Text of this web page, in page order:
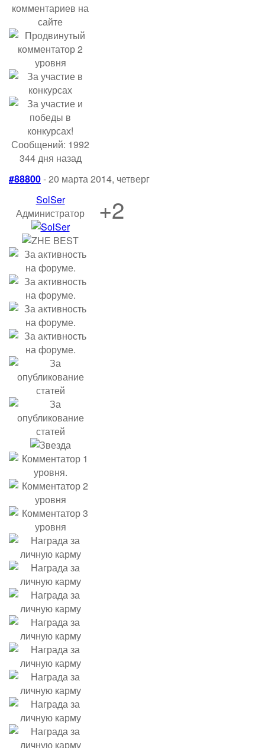
Сообщений: 1992
344 дня назад
#88800- 20 марта 2014, четверг
SolSer
Администратор
+2